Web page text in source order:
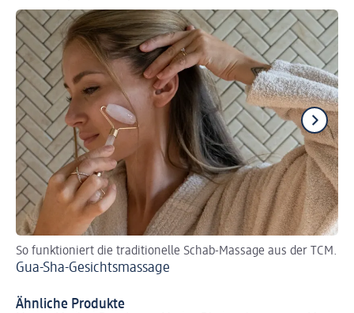
So funktioniert die traditionelle Schab-Massage aus der TCM.
Gua-Sha-Gesichtsmassage
Ähnliche Produkte